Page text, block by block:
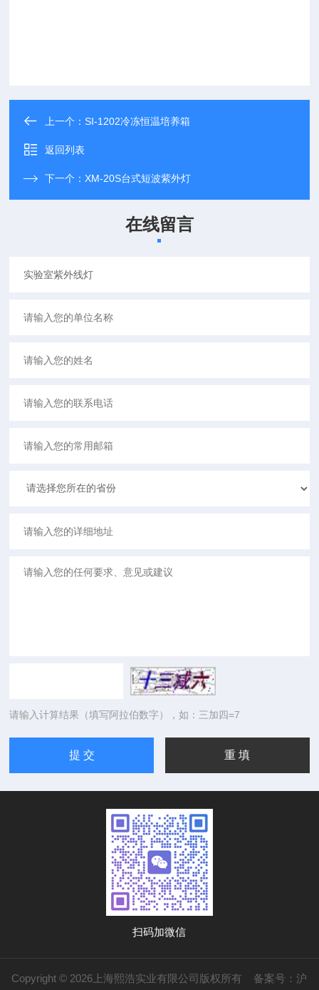
上一个：SI-1202冷冻恒温培养箱
返回列表
下一个：XM-20S台式短波紫外灯
在线留言
请输入计算结果（填写阿拉伯数字），如：三加四=7
扫码加微信
Copyright © 2026上海熙浩实业有限公司版权所有 备案号：沪